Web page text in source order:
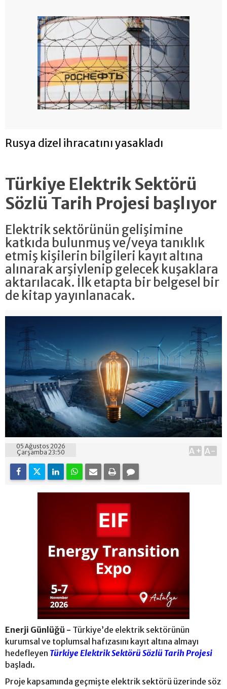
Rusya dizel ihracatını yasakladı
Türkiye Elektrik Sektörü
Sözlü Tarih Projesi başlıyor
Elektrik sektörünün gelişimine
katkıda bulunmuş ve/veya tanıklık
etmiş kişilerin bilgileri kayıt altına
alınarak arşivlenip gelecek kuşaklara
aktarılacak. İlk etapta bir belgesel bir
de kitap yayınlanacak.
05 Ağustos 2026
Çarşamba 23:50
A+ A-
Enerji Günlüğü - Türkiye’de elektrik sektörünün
kurumsal ve toplumsal hafızasını kayıt altına almayı
hedefleyen Türkiye Elektrik Sektörü Sözlü Tarih Projesi
başladı.
Proje kapsamında geçmişte elektrik sektörü üzerinde söz